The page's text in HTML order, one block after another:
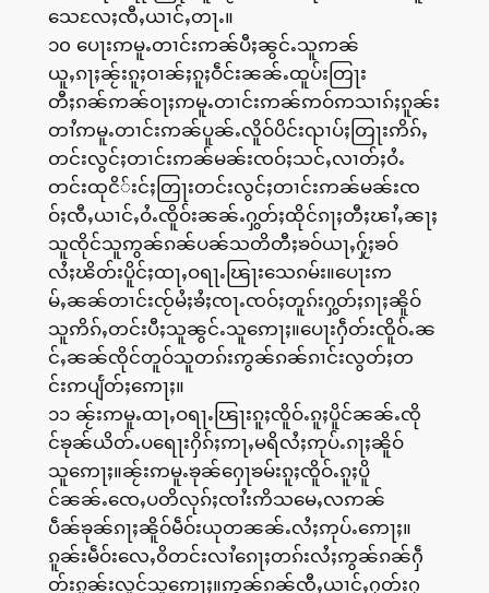
သေလႄႈၸီႇယၢင်ႇတႃႉ။
၁၀ ပေႃးဢမူႉတၢင်းဢၼ်ပီႈၼွင်ႉသူဢၼ်
ယူႇၵႃႈၼႂ်းၵူႈဝၢၼ်ႈၵူႈဝဵင်းၼၼ်ႉထူပ်းတြႃး
တီႈၵၼ်ဢၼ်ဝႃႈဢမူႉတၢင်းဢၼ်ဢဝ်ဢသၢၵ်ႈၵူၼ်း
တၢႆဢမူႉတၢင်းဢၼ်ပူၼ်ႉလိူဝ်ပိင်းၺၢပ်ႈတြႃးဢိၵ်ႇ
တင်းလွင်ႈတၢင်းဢၼ်မၼ်းၸဝ်ႈသင်ႇလၢတ်ႈဝႆႉ
တင်းထုငိ်းင်ႈတြႃးတင်းလွင်ႈတၢင်းဢၼ်မၼ်းၸ
ဝ်ႈၸီႇယၢင်ႇဝႆႉၸိူဝ်းၼၼ်ႉႁွတ်ႈထိုင်ၵႃႈတီႈၽၢႆႇၼႃႈ
သူၸိုင်သူဢွၼ်ၵၼ်ပၼ်သတိတီႈၶဝ်ယႃႇႁႂ်ႈၶဝ်
လႆႈၽိတ်းပိူင်ႈထႃႇဝရႃႉၽြႃးသေၵမ်း။ပေႃးဢ
မ်ႇၼၼ်တၢင်းၸႂ်မႆႈၶႆႈၸႃႉၸဝ်ႈတူၵ်းႁွတ်ႈၵႃႈၼိူဝ်
သူဢိၵ်ႇတင်းပီႈသူၼွင်ႉသူဢေႃႈ။ပေႃးႁဵတ်းၸိူဝ်ႉၼ
င်ႇၼၼ်ၸိုင်တူဝ်သူတၵ်းဢွၼ်ၵၼ်ၵၢင်းလွတ်ႈတ
င်းဢပျႅတ်ႈဢေႃႈ။
၁၁ ၼႂ်းဢမူႉထႃႇဝရႃႉၽြႃးၵူႈၸိူဝ်ႉၵူႈပိူင်ၼၼ်ႉၸို
င်ၶုၼ်ယိတ်ႉပရေႃးႁိၵ်ႈဢႃႇမရိလႆႈဢုပ်ႉၵႃႈၼိူဝ်
သူဢေႃႈ။ၼႂ်းဢမူႉၶုၼ်ႁေႃၶမ်းၵူႈၸိူဝ်ႉၵူႈပိူ
င်ၼၼ်ႉၸေႇပတိလုၵ်ႈၸၢႆးဢိသမေႇလဢၼ်
ပဵၼ်ၶုၼ်ၵႃႈၼိူဝ်မဵဝ်းယုတၼၼ်ႉလႆႈဢုပ်ႉဢေႃႈ။
ၵူၼ်းမဵဝ်းလေႇဝိတင်းလၢႆၵေႃႈတၵ်းလႆႈဢွၼ်ၵၼ်ႁဵ
တ်းၵူၼ်းလူင်သူဢေႃႈ။ဢွၼ်ၵၼ်ၸီႇယၢင်ႇႁတ်းႁ